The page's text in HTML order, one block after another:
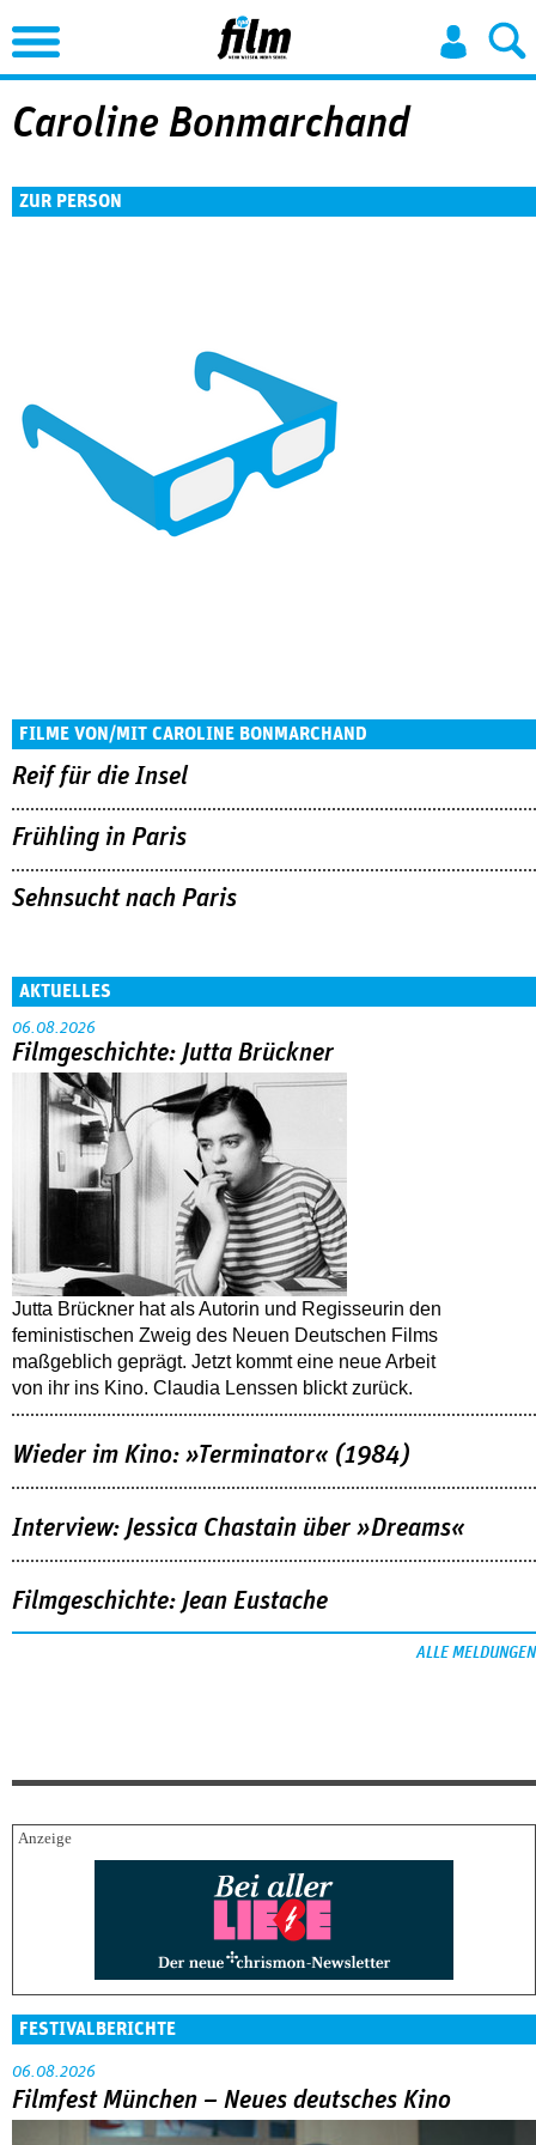
Jump to Navigation
Caroline Bonmarchand
ZUR PERSON
FILME VON/MIT CAROLINE BONMARCHAND
Reif für die Insel
Frühling in Paris
Sehnsucht nach Paris
AKTUELLES
06.08.2026
Filmgeschichte: Jutta Brückner
Jutta Brückner hat als Autorin und Regisseurin den
feministischen Zweig des Neuen Deutschen Films
maßgeblich geprägt. Jetzt kommt eine neue Arbeit
von ihr ins Kino. Claudia Lenssen blickt zurück.
Wieder im Kino: »Terminator« (1984)
Interview: Jessica Chastain über »Dreams«
Filmgeschichte: Jean Eustache
ALLE MELDUNGEN
FESTIVALBERICHTE
06.08.2026
Filmfest München – Neues deutsches Kino